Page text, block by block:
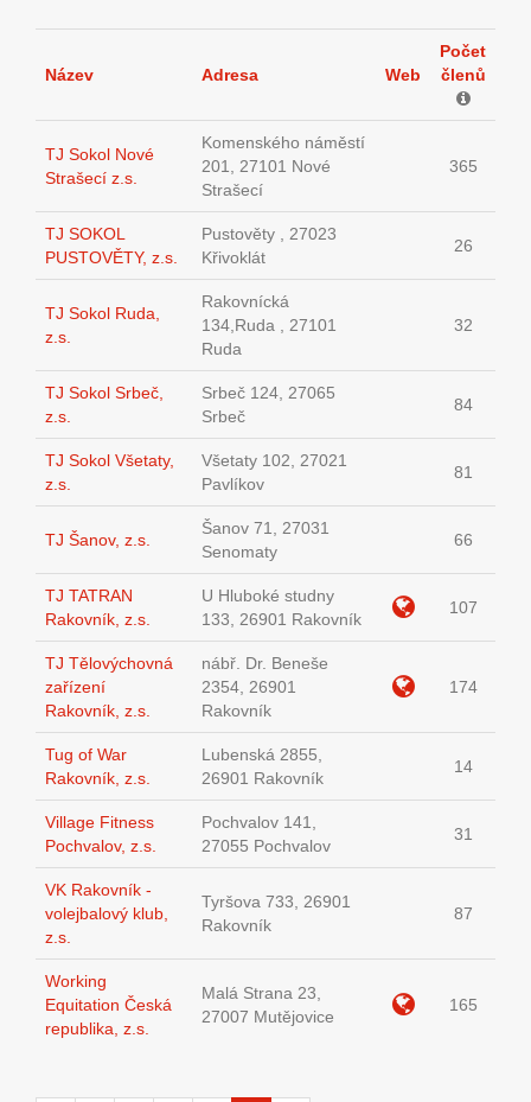
Název Adresa Web
Počet
členů
TJ Sokol Nové
Strašecí z.s.
Komenského náměstí
201, 27101 Nové
Strašecí
365
TJ SOKOL
PUSTOVĚTY, z.s.
Pustověty , 27023
Křivoklát
26
TJ Sokol Ruda,
z.s.
Rakovnícká
134,Ruda , 27101
Ruda
32
TJ Sokol Srbeč,
z.s.
Srbeč 124, 27065
Srbeč
84
TJ Sokol Všetaty,
z.s.
Všetaty 102, 27021
Pavlíkov
81
TJ Šanov, z.s.
Šanov 71, 27031
Senomaty
66
TJ TATRAN
Rakovník, z.s.
U Hluboké studny
133, 26901 Rakovník
107
TJ Tělovýchovná
zařízení
Rakovník, z.s.
nábř. Dr. Beneše
2354, 26901
Rakovník
174
Tug of War
Rakovník, z.s.
Lubenská 2855,
26901 Rakovník
14
Village Fitness
Pochvalov, z.s.
Pochvalov 141,
27055 Pochvalov
31
VK Rakovník -
volejbalový klub,
z.s.
Tyršova 733, 26901
Rakovník
87
Working
Equitation Česká
republika, z.s.
Malá Strana 23,
27007 Mutějovice
165